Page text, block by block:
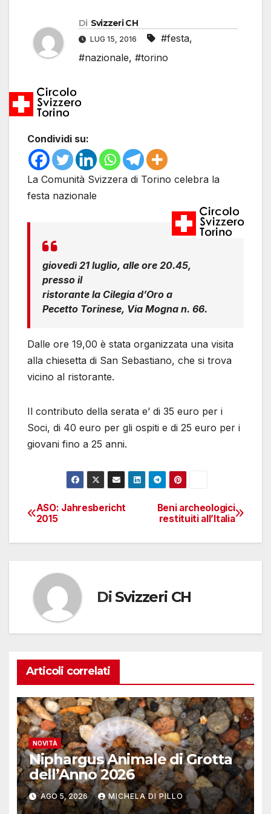
Di Svizzeri CH
LUG 15, 2016 #festa,
#nazionale, #torino
Condividi su:
La Comunità Svizzera di Torino celebra la
festa nazionale
giovedì 21 luglio, alle ore 20.45,
presso il
ristorante la Cilegia d’Oro a
Pecetto Torinese, Via Mogna n. 66.
Dalle ore 19,00 è stata organizzata una visita
alla chiesetta di San Sebastiano, che si trova
vicino al ristorante.
Il contributo della serata e’ di 35 euro per i
Soci, di 40 euro per gli ospiti e di 25 euro per i
giovani fino a 25 anni.
Navigazione
articoli
Beni archeologici
restituiti all’Italia
ASO: Jahresbericht
2015
Di Svizzeri CH
Articoli correlati
NOVITÀ
Niphargus Animale di Grotta
dell’Anno 2026
AGO 5, 2026 MICHELA DI PILLO